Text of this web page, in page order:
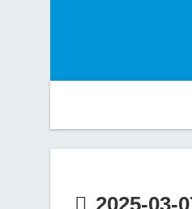
2025-03-